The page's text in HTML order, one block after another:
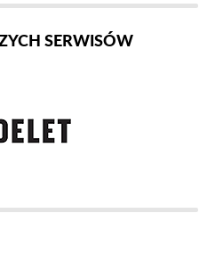
SERWISÓW